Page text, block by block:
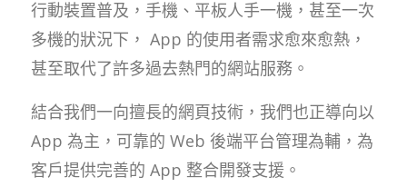
行動裝置普及，手機、平板人手一機，甚至一次
多機的狀況下， App 的使用者需求愈來愈熱，
甚至取代了許多過去熱門的網站服務。
結合我們一向擅長的網頁技術，我們也正導向以
App 為主，可靠的 Web 後端平台管理為輔，為
客戶提供完善的 App 整合開發支援。